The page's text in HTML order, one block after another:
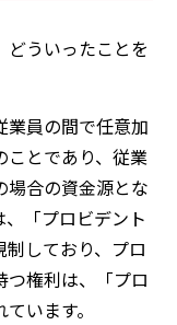
ういったことを
業員の間で任意加
ことであり、従業
場合の資金源とな
「プロビデント
しており、プロ
つ権利は、「プロ
います。